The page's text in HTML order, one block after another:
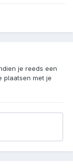
je reeds een
plaatsen met je